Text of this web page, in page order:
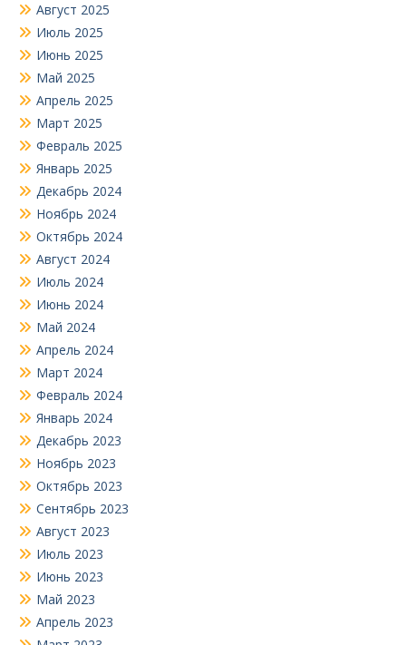
Август 2025
Июль 2025
Июнь 2025
Май 2025
Апрель 2025
Март 2025
Февраль 2025
Январь 2025
Декабрь 2024
Ноябрь 2024
Октябрь 2024
Август 2024
Июль 2024
Июнь 2024
Май 2024
Апрель 2024
Март 2024
Февраль 2024
Январь 2024
Декабрь 2023
Ноябрь 2023
Октябрь 2023
Сентябрь 2023
Август 2023
Июль 2023
Июнь 2023
Май 2023
Апрель 2023